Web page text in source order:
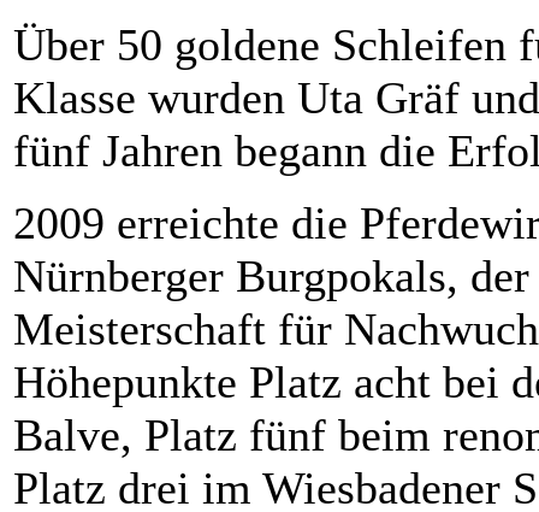
Über 50 goldene Schleifen
Klasse wurden Uta Gräf
fünf Jahren begann die
2009 erreichte die
Nürnberger Burgpokals,
Meisterschaft für
Höhepunkte Platz acht bei
Balve, Platz fünf beim
Platz drei im Wiesbadener